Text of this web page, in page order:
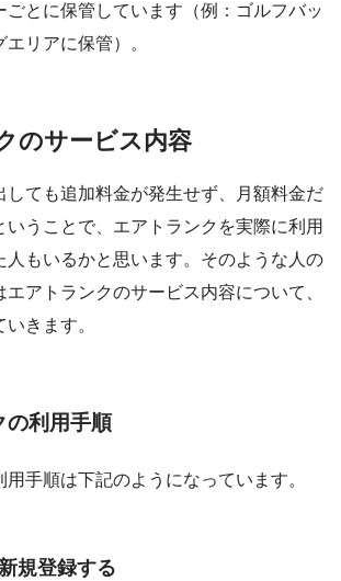
ごとに保管しています（例：ゴルフバッ
リアに保管）。
のサービス内容
しても追加料金が発生せず、月額料金だ
いうことで、エアトランクを実際に利用
人もいるかと思います。そのような人の
アトランクのサービス内容について、
きます。
の利用手順
手順は下記のようになっています。
規登録する